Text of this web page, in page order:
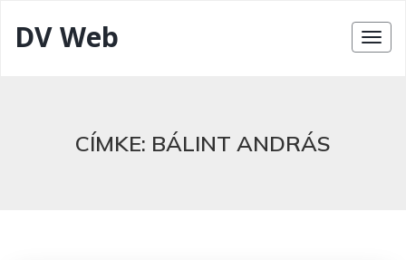
DV Web
CÍMKE: BÁLINT ANDRÁS